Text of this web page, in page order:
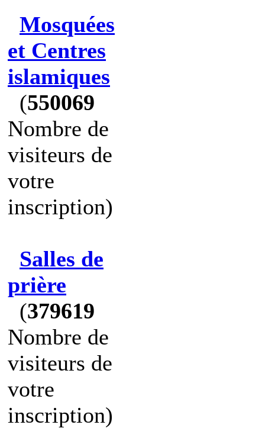
Mosquées
et Centres
islamiques
(550069
Nombre de
visiteurs de
votre
inscription)
Salles de
prière
(379619
Nombre de
visiteurs de
votre
inscription)